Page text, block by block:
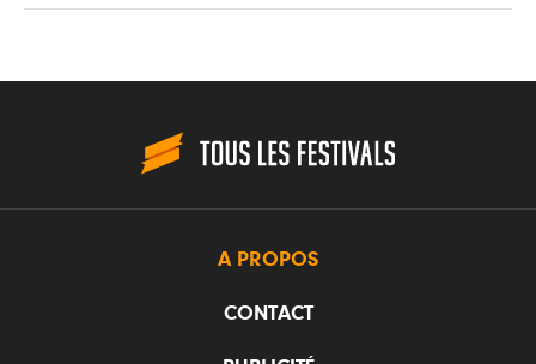
A PROPOS
CONTACT